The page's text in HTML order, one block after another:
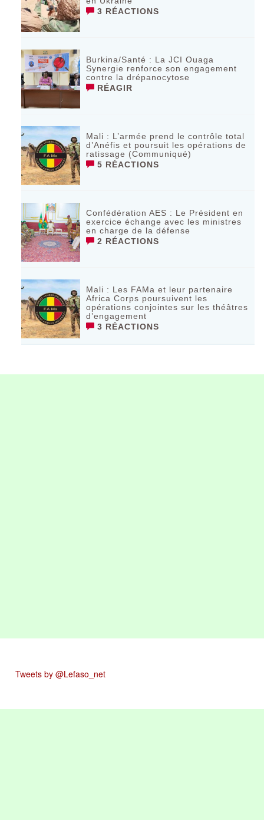
3 RÉACTIONS
Burkina/Santé : La JCI Ouaga
Synergie renforce son engagement
contre la drépanocytose
RÉAGIR
Mali : L’armée prend le contrôle total
d’Anéfis et poursuit les opérations de
ratissage (Communiqué)
5 RÉACTIONS
Confédération AES : Le Président en
exercice échange avec les ministres
en charge de la défense
2 RÉACTIONS
Mali : Les FAMa et leur partenaire
Africa Corps poursuivent les
opérations conjointes sur les théâtres
d’engagement
3 RÉACTIONS
Tweets by @Lefaso_net